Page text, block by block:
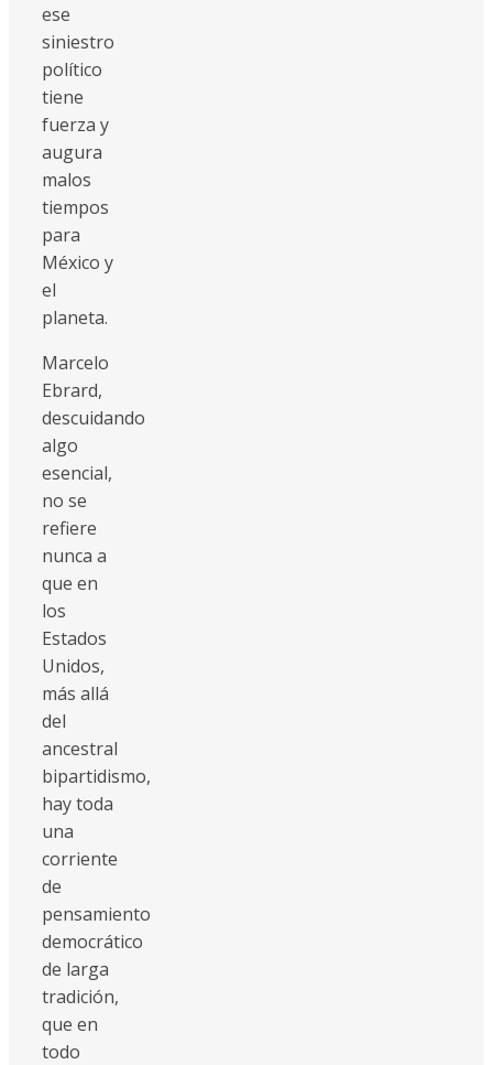
ese
siniestro
político
tiene
fuerza y
augura
malos
tiempos
para
México y
el
planeta.
Marcelo
Ebrard,
descuidando
algo
esencial,
no se
refiere
nunca a
que en
los
Estados
Unidos,
más allá
del
ancestral
bipartidismo,
hay toda
una
corriente
de
pensamiento
democrático
de larga
tradición,
que en
todo